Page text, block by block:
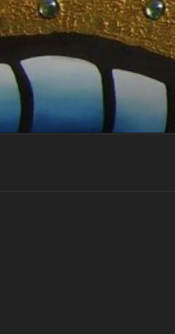
Zum
Inhalt